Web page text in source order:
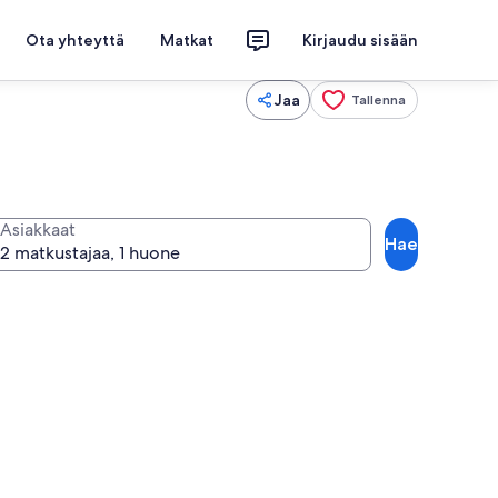
Ota yhteyttä Matkat Kirjaudu sisään
Jaa Tallenna
Asiakkaat
Hae